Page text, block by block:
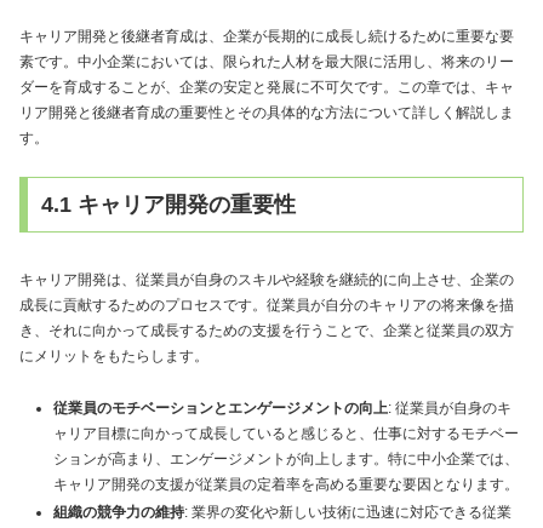
キャリア開発と後継者育成は、企業が長期的に成長し続けるために重要な要
素です。中小企業においては、限られた人材を最大限に活用し、将来のリー
ダーを育成することが、企業の安定と発展に不可欠です。この章では、キャ
リア開発と後継者育成の重要性とその具体的な方法について詳しく解説しま
す。
4.1 キャリア開発の重要性
キャリア開発は、従業員が自身のスキルや経験を継続的に向上させ、企業の
成長に貢献するためのプロセスです。従業員が自分のキャリアの将来像を描
き、それに向かって成長するための支援を行うことで、企業と従業員の双方
にメリットをもたらします。
従業員のモチベーションとエンゲージメントの向上: 従業員が自身のキ
ャリア目標に向かって成長していると感じると、仕事に対するモチベー
ションが高まり、エンゲージメントが向上します。特に中小企業では、
キャリア開発の支援が従業員の定着率を高める重要な要因となります。
組織の競争力の維持: 業界の変化や新しい技術に迅速に対応できる従業